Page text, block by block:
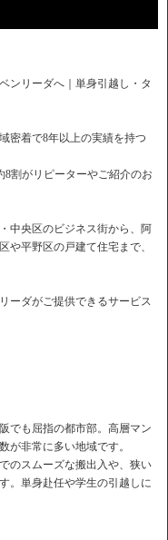
ンリーダへ｜単身引越し・タ
密着で8年以上の実績を持つ
8割がリピーターやご紹介のお
中央区のビジネス街から、阿
や平野区の戸建て住宅まで、
ーダがご提供できるサービス
でも屈指の都市部。高層マン
が非常に多い地域です。
のスムーズな搬出入や、狭い
。単身赴任や学生の引越しに